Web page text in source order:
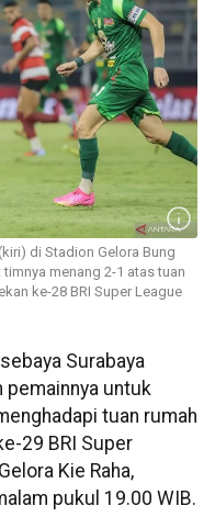
di Stadion Gelora Bung
menang 2-1 atas tuan
ke-28 BRI Super League
Surabaya
pemainnya untuk
tuan rumah
29 BRI Super
Kie Raha,
pukul 19.00 WIB.